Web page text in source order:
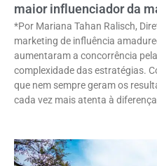
maior influenciador da
*Por Mariana Tahan Ralisch,
marketing de influência
aumentaram a concorrência
complexidade das estratégias.
que nem sempre geram os
cada vez mais atenta à diferença